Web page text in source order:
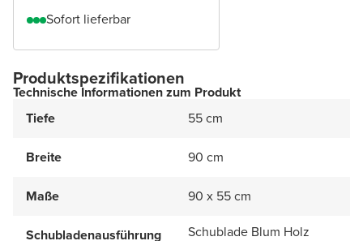
Sofort lieferbar
Produktspezifikationen
Technische Informationen zum Produkt
Tiefe
55 cm
Breite 90 cm
Maße 90 x 55 cm
Schubladenausführung Schublade Blum Holz